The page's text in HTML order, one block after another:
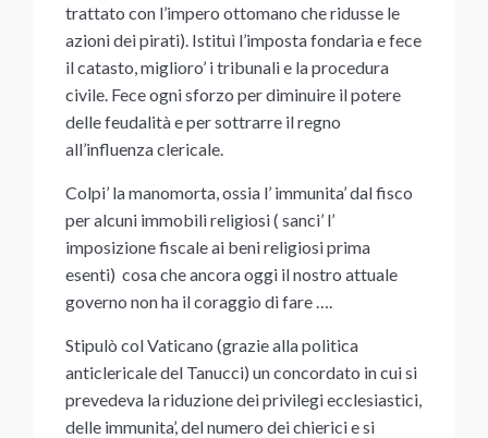
trattato con l’impero ottomano che ridusse le
azioni dei pirati). Istituì l’imposta fondaria e fece
il catasto, miglioro’ i tribunali e la procedura
civile. Fece ogni sforzo per diminuire il potere
delle feudalità e per sottrarre il regno
all’influenza clericale.
Colpi’ la manomorta, ossia l’ immunita’ dal fisco
per alcuni immobili religiosi ( sanci’ l’
imposizione fiscale ai beni religiosi prima
esenti) cosa che ancora oggi il nostro attuale
governo non ha il coraggio di fare ….
Stipulò col Vaticano (grazie alla politica
anticlericale del Tanucci) un concordato in cui si
prevedeva la riduzione dei privilegi ecclesiastici,
delle immunita’, del numero dei chierici e si